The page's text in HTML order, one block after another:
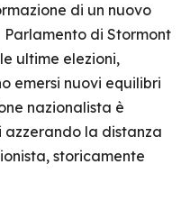
di un nuovo
Parlamento di Stormont
ultime elezioni,
emersi nuovi equilibri
nazionalista è
azzerando la distanza
storicamente